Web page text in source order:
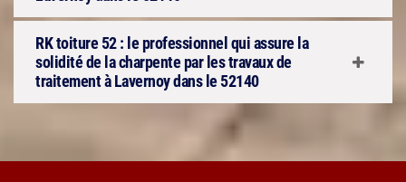
RK toiture 52 : le professionnel qui assure la
solidité de la charpente par les travaux de
traitement à Lavernoy dans le 52140